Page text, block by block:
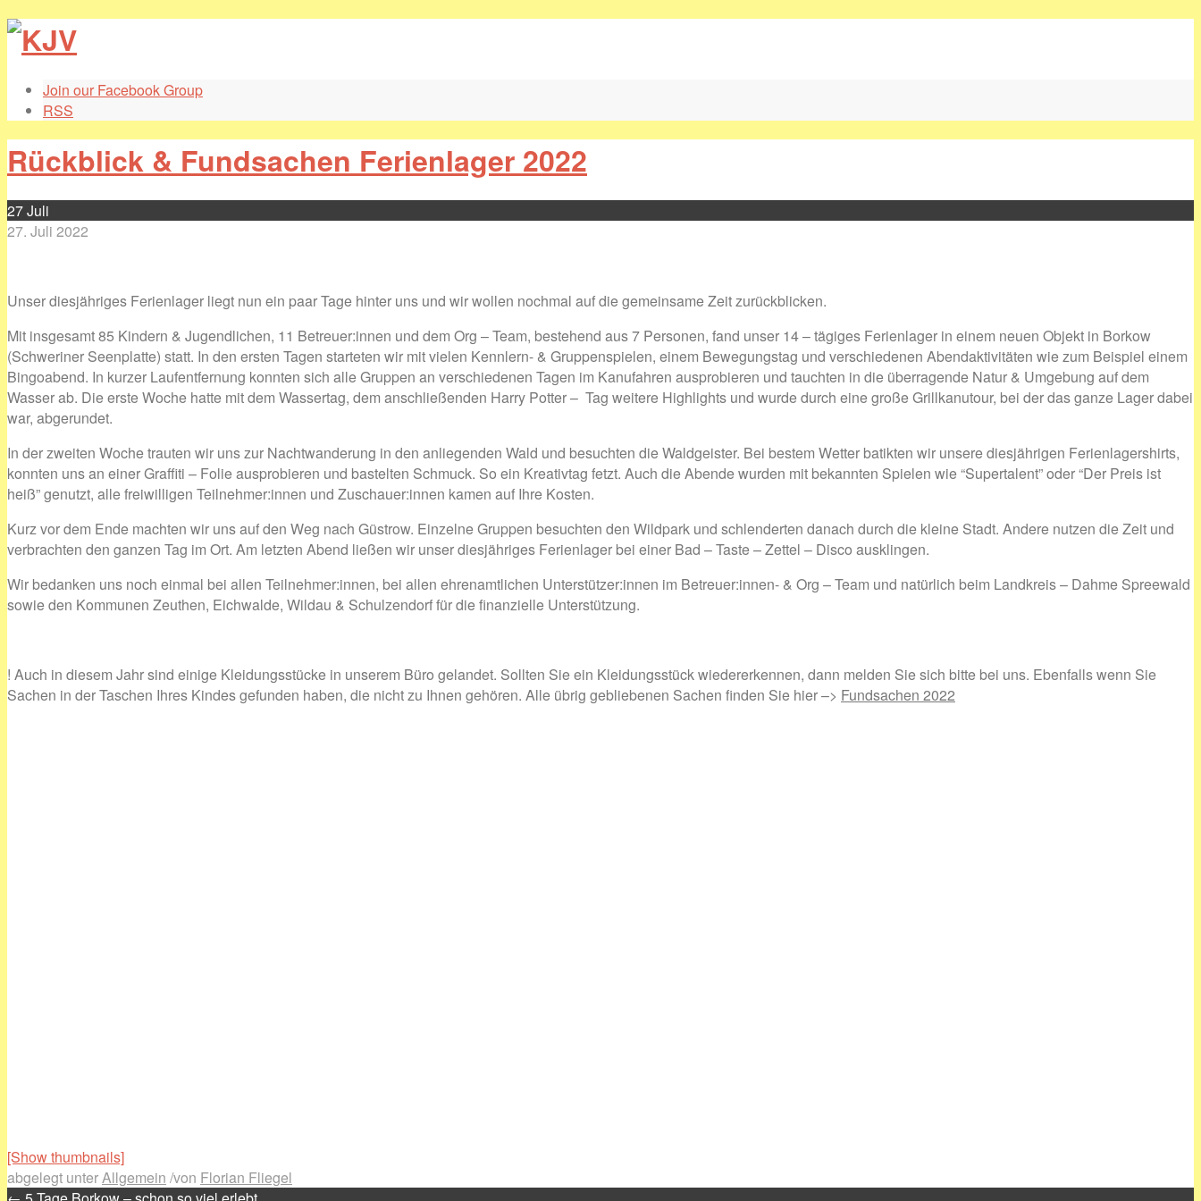
Join our Facebook Group
RSS
Rückblick & Fundsachen Ferienlager 2022
27Juli
27. Juli 2022
Unser diesjähriges Ferienlager liegt nun ein paar Tage hinter uns und wir wollen nochmal auf die gemeinsame Zeit zurückblicken.
Mit insgesamt 85 Kindern & Jugendlichen, 11 Betreuer:innen und dem Org – Team, bestehend aus 7 Personen, fand unser 14 – tägiges Ferienlager in einem neuen Objekt in Borkow
(Schweriner Seenplatte) statt. In den ersten Tagen starteten wir mit vielen Kennlern- & Gruppenspielen, einem Bewegungstag und verschiedenen Abendaktivitäten wie zum Beispiel einem
Bingoabend. In kurzer Laufentfernung konnten sich alle Gruppen an verschiedenen Tagen im Kanufahren ausprobieren und tauchten in die überragende Natur & Umgebung auf dem
Wasser ab. Die erste Woche hatte mit dem Wassertag, dem anschließenden Harry Potter – Tag weitere Highlights und wurde durch eine große Grillkanutour, bei der das ganze Lager dabei
war, abgerundet.
In der zweiten Woche trauten wir uns zur Nachtwanderung in den anliegenden Wald und besuchten die Waldgeister. Bei bestem Wetter batikten wir unsere diesjährigen Ferienlagershirts,
konnten uns an einer Graffiti – Folie ausprobieren und bastelten Schmuck. So ein Kreativtag fetzt. Auch die Abende wurden mit bekannten Spielen wie “Supertalent” oder “Der Preis ist
heiß” genutzt, alle freiwilligen Teilnehmer:innen und Zuschauer:innen kamen auf Ihre Kosten.
Kurz vor dem Ende machten wir uns auf den Weg nach Güstrow. Einzelne Gruppen besuchten den Wildpark und schlenderten danach durch die kleine Stadt. Andere nutzen die Zeit und
verbrachten den ganzen Tag im Ort. Am letzten Abend ließen wir unser diesjähriges Ferienlager bei einer Bad – Taste – Zettel – Disco ausklingen.
Wir bedanken uns noch einmal bei allen Teilnehmer:innen, bei allen ehrenamtlichen Unterstützer:innen im Betreuer:innen- & Org – Team und natürlich beim Landkreis – Dahme Spreewald
sowie den Kommunen Zeuthen, Eichwalde, Wildau & Schulzendorf für die finanzielle Unterstützung.
! Auch in diesem Jahr sind einige Kleidungsstücke in unserem Büro gelandet. Sollten Sie ein Kleidungsstück wiedererkennen, dann melden Sie sich bitte bei uns. Ebenfalls wenn Sie
Sachen in der Taschen Ihres Kindes gefunden haben, die nicht zu Ihnen gehören. Alle übrig gebliebenen Sachen finden Sie hier –> Fundsachen 2022
[Show thumbnails]
abgelegt unterAllgemein /von Florian Fliegel